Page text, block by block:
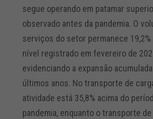
segue operando em patamar
observado antes da pandemia. O
serviços do setor permanece 19,2%
nível registrado em fevereiro de
evidenciando a expansão
últimos anos. No transporte de
atividade está 35,8% acima do
pandemia, enquanto o transporte